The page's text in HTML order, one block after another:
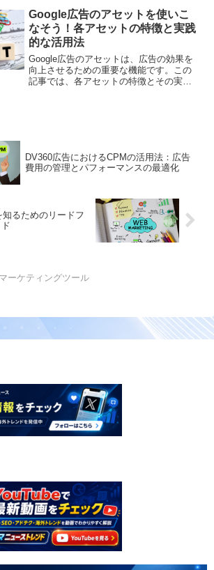
します。
Google広告のアセットを使いこ
なそう！各アセットの特徴と実践
的な活用法
Google広告のアセットは、広告の効果を
向上させるための重要な機能です。この
記事では、各アセットの特徴とその実践
DV360広告におけるCPMの活用法：広告
費用の管理とパフォーマンスの最適化
るためのリードフ
マーケティングツール